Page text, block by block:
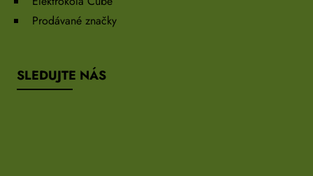
Prodávané značky
SLEDUJTE NÁS